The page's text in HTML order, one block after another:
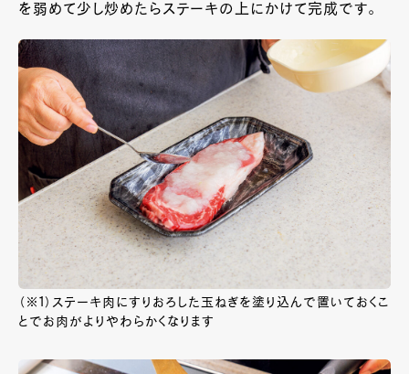
を弱めて少し炒めたらステーキの上にかけて完成です。
（※1）ステーキ肉にすりおろした玉ねぎを塗り込んで置いておくこ
とでお肉がよりやわらかくなります